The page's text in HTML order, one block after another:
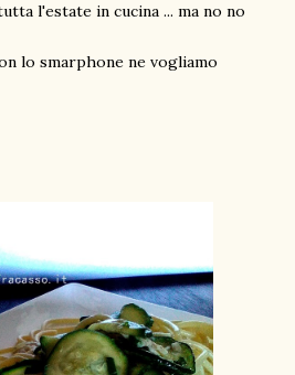
l'estate in cucina ... ma no no
lo smarphone ne vogliamo